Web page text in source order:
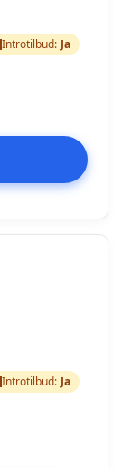
Introtilbud: Ja
Introtilbud: Ja